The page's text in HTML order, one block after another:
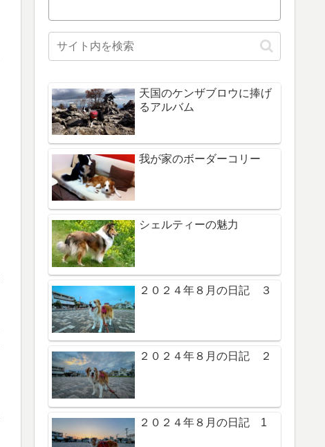
天国のケンザブロウに捧げ
るアルバム
我が家のボーダーコリー
シェルティーの魅力
２０２４年８月の日記 ３
２０２４年８月の日記 ２
２０２４年８月の日記 1